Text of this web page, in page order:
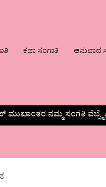
ಕಥಾ ಸಂಗಾತಿ ಅನುವಾದ
ಮುಖಾಂತರ ನಮ್ಮ ಸಂಗತಿ